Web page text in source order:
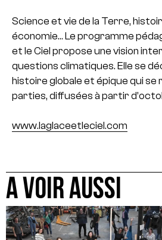
Science et vie de la Terre,
économie… Le programme
et le Ciel propose une vision
questions climatiques. Elle se
histoire globale et épique qui
parties, diffusées à partir
www.laglaceetleciel.com
A VOIR AUSSI